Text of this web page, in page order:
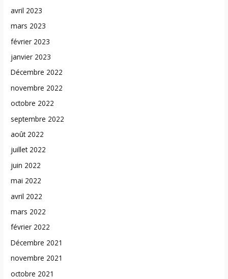
avril 2023
mars 2023
février 2023
janvier 2023
Décembre 2022
novembre 2022
octobre 2022
septembre 2022
août 2022
juillet 2022
juin 2022
mai 2022
avril 2022
mars 2022
février 2022
Décembre 2021
novembre 2021
octobre 2021